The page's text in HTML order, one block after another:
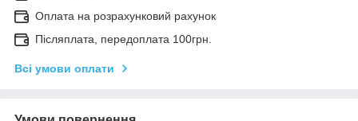
Оплата на розрахунковий рахунок
Післяплата, передоплата 100грн.
Всі умови оплати